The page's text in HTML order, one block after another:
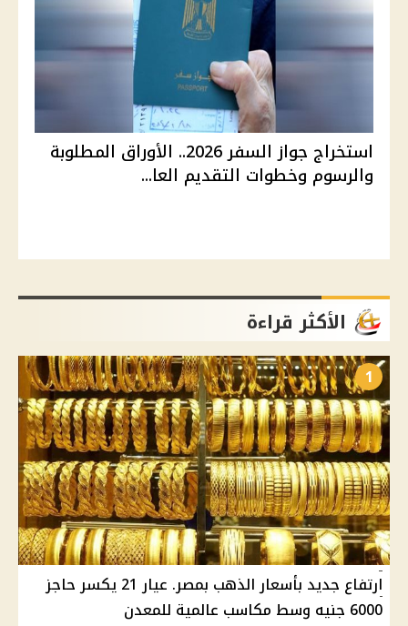
استخراج جواز السفر 2026.. الأوراق المطلوبة
والرسوم وخطوات التقديم العا...
الأكثر قراءة
1
ارتفاع جديد بأسعار الذهب بمصر. عيار 21 يكسر حاجز
6000 جنيه وسط مكاسب عالمية للمعدن